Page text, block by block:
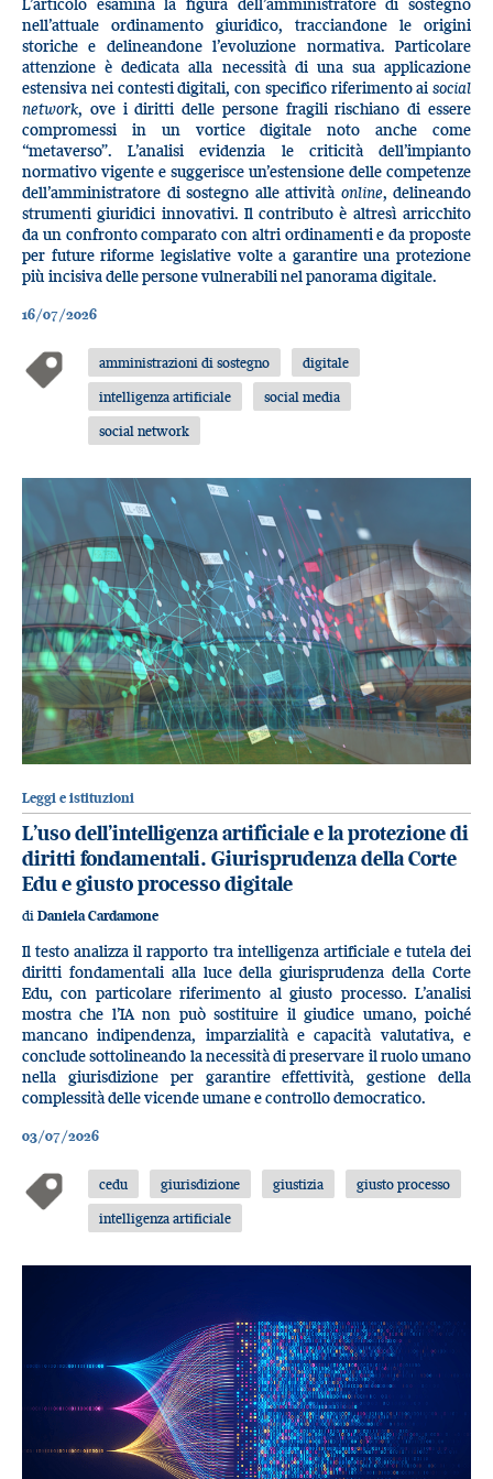
nell’attuale ordinamento giuridico, tracciandone le origini
storiche e delineandone l’evoluzione normativa. Particolare
attenzione è dedicata alla necessità di una sua applicazione
estensiva nei contesti digitali, con specifico riferimento ai social
network, ove i diritti delle persone fragili rischiano di essere
compromessi in un vortice digitale noto anche come
“metaverso”. L’analisi evidenzia le criticità dell’impianto
normativo vigente e suggerisce un’estensione delle competenze
dell’amministratore di sostegno alle attività online, delineando
strumenti giuridici innovativi. Il contributo è altresì arricchito
da un confronto comparato con altri ordinamenti e da proposte
per future riforme legislative volte a garantire una protezione
più incisiva delle persone vulnerabili nel panorama digitale.
16/07/2026
amministrazioni di sostegno
digitale
intelligenza artificiale
social media
social network
Leggi e istituzioni
L’uso dell’intelligenza artificiale e la protezione di
diritti fondamentali. Giurisprudenza della Corte
Edu e giusto processo digitale
di Daniela Cardamone
Il testo analizza il rapporto tra intelligenza artificiale e tutela dei
diritti fondamentali alla luce della giurisprudenza della Corte
Edu, con particolare riferimento al giusto processo. L’analisi
mostra che l’IA non può sostituire il giudice umano, poiché
mancano indipendenza, imparzialità e capacità valutativa, e
conclude sottolineando la necessità di preservare il ruolo umano
nella giurisdizione per garantire effettività, gestione della
complessità delle vicende umane e controllo democratico.
03/07/2026
cedu giurisdizione giustizia
giusto processo
intelligenza artificiale